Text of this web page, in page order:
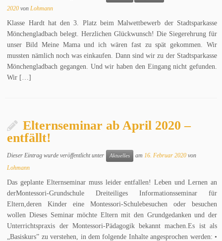
2020 vonLohmann
Klasse Hardt hat den 3. Platz beim Malwettbewerb der Stadtsparkasse
Mönchengladbach belegt. Herzlichen Glückwunsch! Die Siegerehrung für
unser Bild Meine Mama und ich wären fast zu spät gekommen. Wir
mussten nämlich noch was einkaufen. Dann sind wir zu der Stadtsparkasse
Mönchengladbach gegangen. Und wir haben den Eingang nicht gefunden.
Wir […]
Elternseminar ab April 2020 –
entfällt!
Dieser Eintrag wurde veröffentlicht unter Aktuelles am 16. Februar 2020 von
Lohmann
Das geplante Elternseminar muss leider entfallen! Leben und Lernen an
derMontessori-Grundschule Dreiteiliges Informationsseminar für
Eltern,deren Kinder eine Montessori-Schulebesuchen oder besuchen
wollen Dieses Seminar möchte Eltern mit den Grundgedanken und der
Unterrichtspraxis der Montessori-Pädagogik bekannt machen.Es ist als
„Basiskurs” zu verstehen, in dem folgende Inhalte angesprochen werden: •